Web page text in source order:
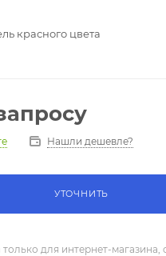
красного цвета
Нашли дешевле?
УТОЧНИТЬ
для интернет-магазина,